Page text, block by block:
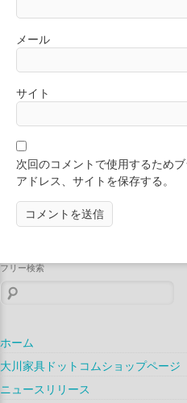
メール
サイト
次回のコメントで使用するため
アドレス、サイトを保存する。
フリー検索
検
索:
ホーム
大川家具ドットコムショップページ
ニュースリリース